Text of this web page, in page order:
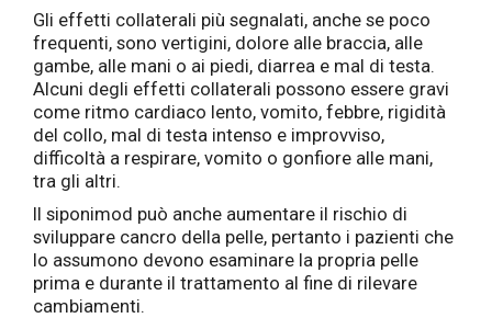
Gli effetti collaterali più segnalati, anche se poco
frequenti, sono vertigini, dolore alle braccia, alle
gambe, alle mani o ai piedi, diarrea e mal di testa.
Alcuni degli effetti collaterali possono essere gravi
come ritmo cardiaco lento, vomito, febbre, rigidità
del collo, mal di testa intenso e improvviso,
difficoltà a respirare, vomito o gonfiore alle mani,
tra gli altri.
Il siponimod può anche aumentare il rischio di
sviluppare cancro della pelle, pertanto i pazienti che
lo assumono devono esaminare la propria pelle
prima e durante il trattamento al fine di rilevare
cambiamenti.